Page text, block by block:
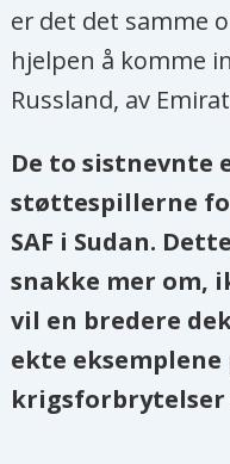
er det det samme
hjelpen å komme
Russland, av
De to sistnevnte
støttespillerne
SAF i Sudan.
snakke mer om,
vil en bredere
ekte
krigsforbrytelser